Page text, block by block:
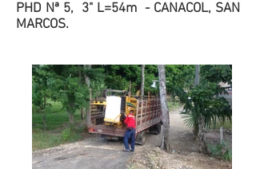
PHD Nª 5, 3" L=54m - CANACOL, SAN
MARCOS.